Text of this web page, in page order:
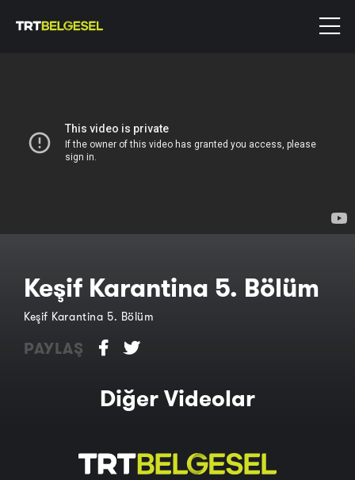
Keşif Karantina 5. Bölüm
Keşif Karantina 5. Bölüm
PAYLAŞ
Diğer Videolar